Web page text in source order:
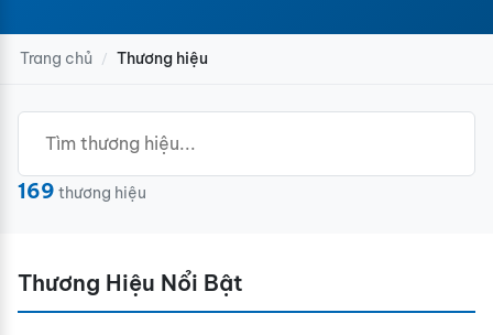
Trang chủ / Thương hiệu
169 thương hiệu
Thương Hiệu Nổi Bật